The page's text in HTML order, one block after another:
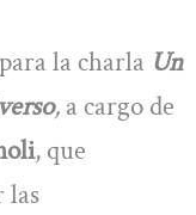
la charla Un
, a cargo de
, que
las